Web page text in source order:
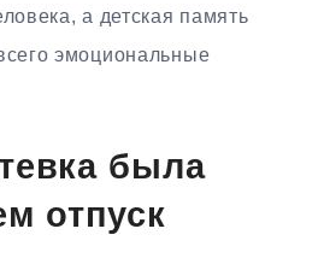
а детская память
эмоциональные
была
отпуск